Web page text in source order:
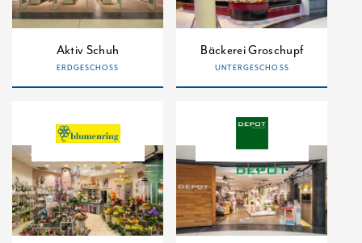
Aktiv Schuh
ERDGESCHOSS
Bäckerei Groschupf
UNTERGESCHOSS